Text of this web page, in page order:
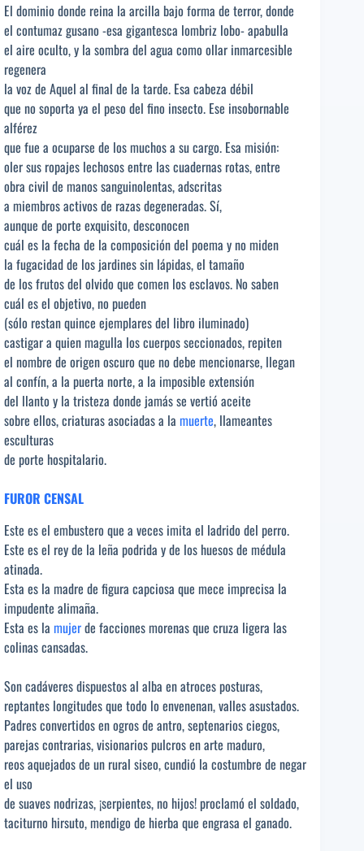
El dominio donde reina la arcilla bajo forma de terror, donde
el contumaz gusano -esa gigantesca lombriz lobo- apabulla
el aire oculto, y la sombra del agua como ollar inmarcesible
regenera
la voz de Aquel al final de la tarde. Esa cabeza débil
que no soporta ya el peso del fino insecto. Ese insobornable
alférez
que fue a ocuparse de los muchos a su cargo. Esa misión:
oler sus ropajes lechosos entre las cuadernas rotas, entre
obra civil de manos sanguinolentas, adscritas
a miembros activos de razas degeneradas. Sí,
aunque de porte exquisito, desconocen
cuál es la fecha de la composición del poema y no miden
la fugacidad de los jardines sin lápidas, el tamaño
de los frutos del olvido que comen los esclavos. No saben
cuál es el objetivo, no pueden
(sólo restan quince ejemplares del libro iluminado)
castigar a quien magulla los cuerpos seccionados, repiten
el nombre de origen oscuro que no debe mencionarse, llegan
al confín, a la puerta norte, a la imposible extensión
del llanto y la tristeza donde jamás se vertió aceite
sobre ellos, criaturas asociadas a la muerte, llameantes
esculturas
de porte hospitalario.
FUROR CENSAL
Este es el embustero que a veces imita el ladrido del perro.
Este es el rey de la leña podrida y de los huesos de médula
atinada.
Esta es la madre de figura capciosa que mece imprecisa la
impudente alimaña.
Esta es la mujerde facciones morenas que cruza ligera las
colinas cansadas.
Son cadáveres dispuestos al alba en atroces posturas,
reptantes longitudes que todo lo envenenan, valles asustados.
Padres convertidos en ogros de antro, septenarios ciegos,
parejas contrarias, visionarios pulcros en arte maduro,
reos aquejados de un rural siseo, cundió la costumbre de negar
el uso
de suaves nodrizas, ¡serpientes, no hijos! proclamó el soldado,
taciturno hirsuto, mendigo de hierba que engrasa el ganado.